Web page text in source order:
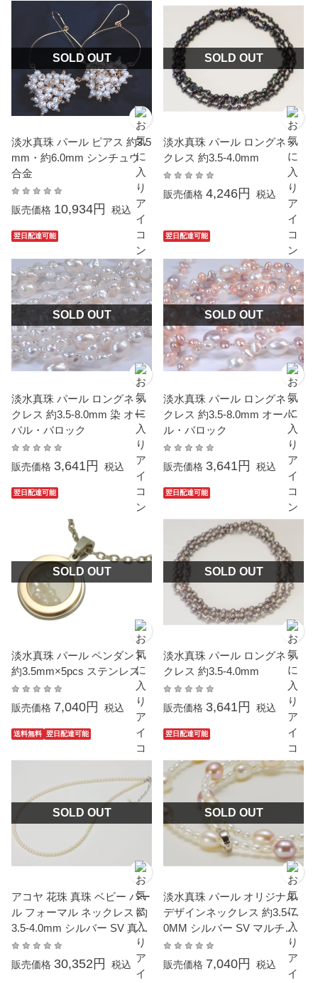
SOLD OUT
淡水真珠 パール ピアス 約3.5
mm・約6.0mm シンチュウ
合金
販売価格 10,934円 税込
SOLD OUT
淡水真珠 パール ロングネッ
クレス 約3.5-4.0mm
販売価格 4,246円 税込
翌日配達可能
SOLD OUT
淡水真珠 パール ロングネッ
クレス 約3.5-8.0mm 染 オー
バル・バロック
販売価格 3,641円 税込
翌日配達可能
SOLD OUT
淡水真珠 パール ロングネッ
クレス 約3.5-8.0mm オーバ
ル・バロック
販売価格 3,641円 税込
翌日配達可能
SOLD OUT
淡水真珠 パール ペンダント
約3.5mm×5pcs ステンレス
販売価格 7,040円 税込
翌日配達可能
SOLD OUT
淡水真珠 パール ロングネッ
クレス 約3.5-4.0mm
販売価格 3,641円 税込
送料無料 翌日配達可能
SOLD OUT
アコヤ 花珠 真珠 ベビー パー
ル フォーマル ネックレス 約
3.5-4.0mm シルバー SV 真珠
パール ギフト プレゼント
販売価格 30,352円 税込
翌日配達可能
SOLD OUT
淡水真珠 パール オリジナル
デザインネックレス 約3.5-7.
0MM シルバー SV マルチカ
ラー ライス
販売価格 7,040円 税込